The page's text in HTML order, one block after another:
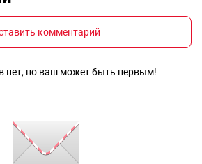
комментарий
нет, но ваш может быть первым!